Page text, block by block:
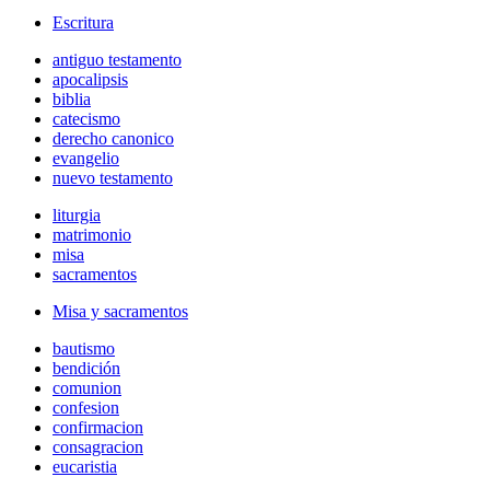
Escritura
antiguo testamento
apocalipsis
biblia
catecismo
derecho canonico
evangelio
nuevo testamento
liturgia
matrimonio
misa
sacramentos
Misa y sacramentos
bautismo
bendición
comunion
confesion
confirmacion
consagracion
eucaristia